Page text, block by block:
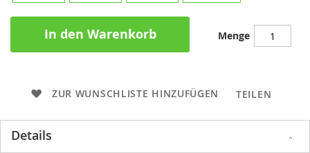
Menge
In den Warenkorb
ZUR WUNSCHLISTE HINZUFÜGEN TEILEN
Details